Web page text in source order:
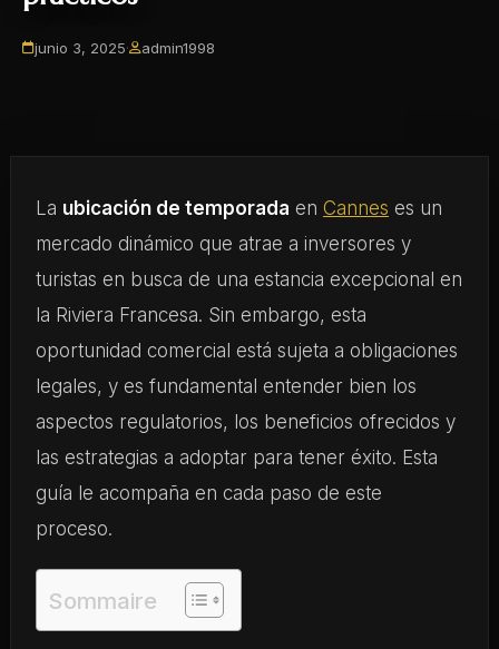
junio 3, 2025· admin1998
La ubicación de temporada en Cannes es un
mercado dinámico que atrae a inversores y
turistas en busca de una estancia excepcional en
la Riviera Francesa. Sin embargo, esta
oportunidad comercial está sujeta a obligaciones
legales, y es fundamental entender bien los
aspectos regulatorios, los beneficios ofrecidos y
las estrategias a adoptar para tener éxito. Esta
guía le acompaña en cada paso de este
proceso.
Sommaire